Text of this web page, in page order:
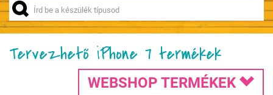
Tervezhető iPhone 7 termékek
WEBSHOP TERMÉKEK